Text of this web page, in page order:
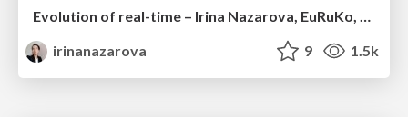
Evolution of real-time – Irina Nazarova, EuRuKo, 2024
irinanazarova
9 1.5k